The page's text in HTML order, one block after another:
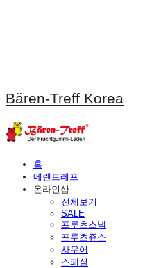
Bären-Treff Korea
홈
베렌트레프
온라인샵
전체보기
SALE
프루츠스낵
프루츠쥬스
사우어
스페셜